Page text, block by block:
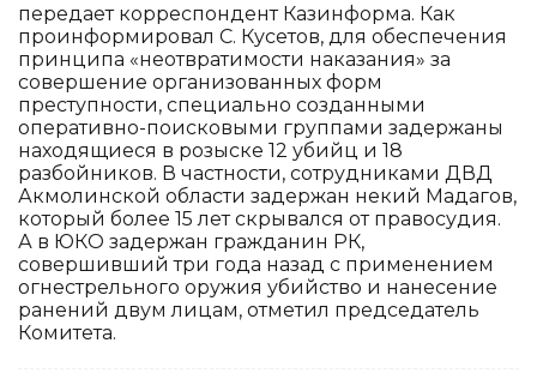
передает корреспондент Казинформа. Как
проинформировал С. Кусетов, для обеспечения
принципа «неотвратимости наказания» за
совершение организованных форм
преступности, специально созданными
оперативно-поисковыми группами задержаны
находящиеся в розыске 12 убийц и 18
разбойников. В частности, сотрудниками ДВД
Акмолинской области задержан некий Мадагов,
который более 15 лет скрывался от правосудия.
А в ЮКО задержан гражданин РК,
совершивший три года назад с применением
огнестрельного оружия убийство и нанесение
ранений двум лицам, отметил председатель
Комитета.